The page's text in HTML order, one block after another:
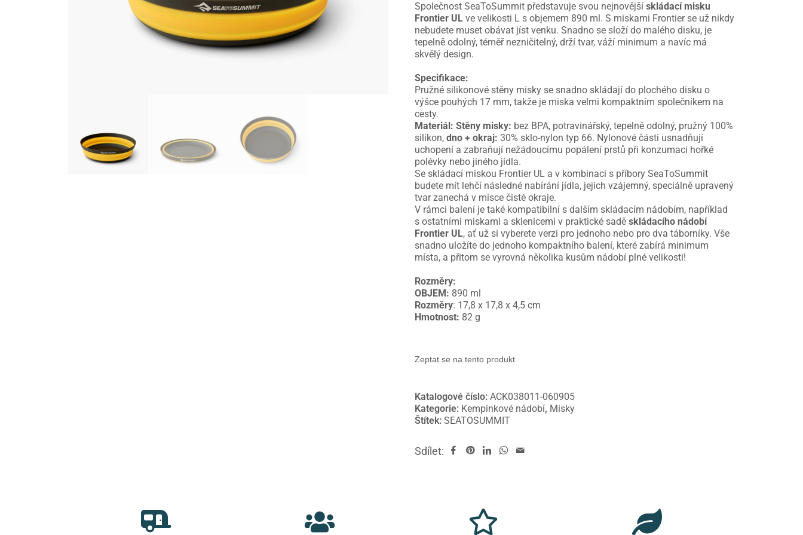
Společnost SeaToSummit představuje svou nejnovějšískládací misku
Frontier UL ve velikosti L s objemem 890 ml. S miskami Frontier se už nikdy
nebudete muset obávat jíst venku. Snadno se složí do malého disku, je
tepelně odolný, téměř nezničitelný, drží tvar, váží minimum a navíc má
skvělý design.
Specifikace:
Pružné silikonové stěny misky se snadno skládají do plochého disku o
výšce pouhých 17 mm, takže je miska velmi kompaktním společníkem na
cesty.
Materiál: Stěny misky: bez BPA, potravinářský, tepelně odolný, pružný 100%
silikon,dno + okraj: 30% sklo-nylon typ 66. Nylonové části usnadňují
uchopení a zabraňují nežádoucímu popálení prstů při konzumaci hořké
polévky nebo jiného jídla.
Se skládací miskou Frontier UL a v kombinaci s příbory SeaToSummit
budete mít lehčí následné nabírání jídla, jejich vzájemný, speciálně upravený
tvar zanechá v misce čisté okraje.
V rámci balení je také kompatibilní s dalším skládacím nádobím, například
s ostatními miskami a sklenicemi v praktické saděskládacího nádobí
Frontier UL, ať už si vyberete verzi pro jednoho nebo pro dva táborníky. Vše
snadno uložíte do jednoho kompaktního balení, které zabírá minimum
místa, a přitom se vyrovná několika kusům nádobí plné velikosti!
Rozměry:
OBJEM: 890 ml
Rozměry: 17,8 x 17,8 x 4,5 cm
Hmotnost: 82 g
Zeptat se na tento produkt
Katalogové číslo:ACK038011-060905
Kategorie: Kempinkové nádobí, Misky
Štítek:SEATOSUMMIT
Sdílet: